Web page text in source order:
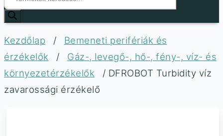
Kezdőlap /
Bemeneti perifériák és
érzékelők
/
Gáz-, levegő-, hő-, fény-, víz- és
környezetérzékelők
/ DFROBOT Turbidity víz
zavarossági érzékelő